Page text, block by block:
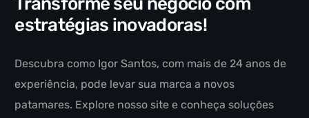
estratégias inovadoras!
Descubra como Igor Santos, com mais de 24 anos de
experiência, pode levar sua marca a novos
patamares. Explore nosso site e conheça soluções